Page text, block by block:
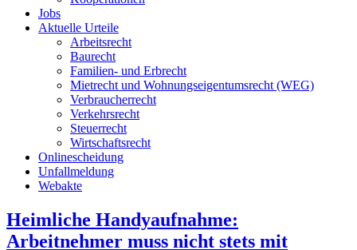
Jobs
Aktuelle Urteile
Arbeitsrecht
Baurecht
Familien- und Erbrecht
Mietrecht und Wohnungseigentumsrecht (WEG)
Verbraucherrecht
Verkehrsrecht
Steuerrecht
Wirtschaftsrecht
Onlinescheidung
Unfallmeldung
Webakte
Heimliche Handyaufnahme:
Arbeitnehmer muss nicht stets mit